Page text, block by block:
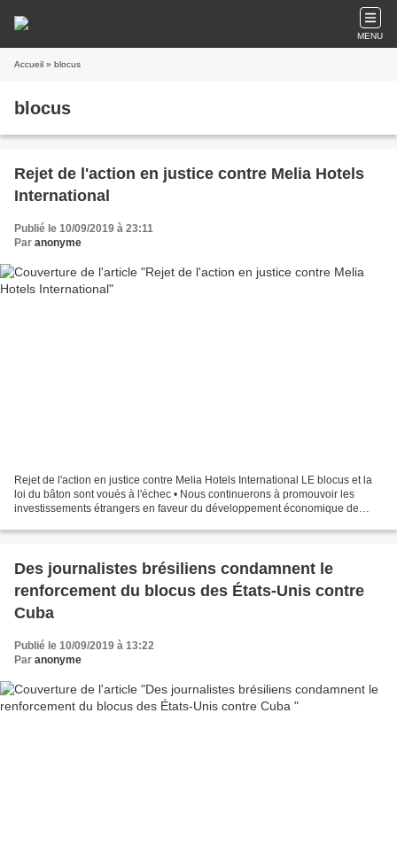
MENU
Accueil » blocus
blocus
Rejet de l'action en justice contre Melia Hotels
International
Publié le 10/09/2019 à 23:11
Par anonyme
Rejet de l'action en justice contre Melia Hotels International LE blocus et la
loi du bâton sont voués à l'échec • Nous continuerons à promouvoir les
investissements étrangers en faveur du développement économique de
Des journalistes brésiliens condamnent le
renforcement du blocus des États-Unis contre
Cuba
Publié le 10/09/2019 à 13:22
Par anonyme